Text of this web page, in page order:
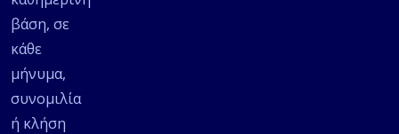
βάση, σε
κάθε
μήνυμα,
συνομιλία
ή κλήση